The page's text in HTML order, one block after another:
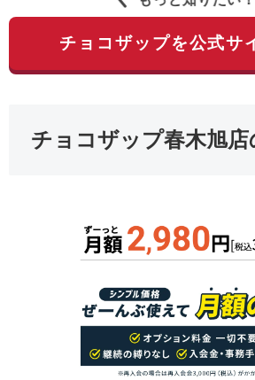
チョコザップを公式サ
チョコザップ春木旭店